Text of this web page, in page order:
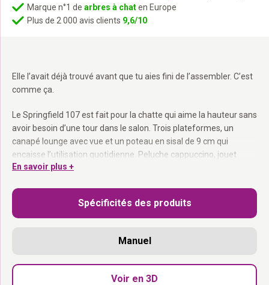
Elle l’avait déjà trouvé avant que tu aies fini de l’assembler. C’est
comme ça.
Le Springfield 107 est fait pour la chatte qui aime la hauteur sans
avoir besoin d’une tour dans le salon. Trois plateformes, un
canapé lounge avec vue et un poteau en sisal de 9 cm qui
encaisse l’utilisation quotidienne. Peluche cappuccino, jouet
Funky Rebel inclus, livré en kit.
Poteau en sisal de 9 cm :
Canapé lounge en haut :Son poste préféré pour surveiller tout
Pour encore plus d’action entre deux
Coussins lavables :
En savoir plus +
Marque n°1 de arbres à chaten Europe
Plus de 2 000 avis clients 9,6/10
Spécificités des produits
Manuel
Voir en 3D